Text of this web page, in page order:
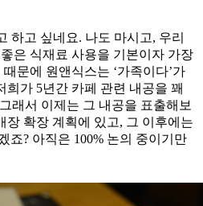
하고 싶네요. 나도 마시고, 우리
은 식재료 사용을 기본이자 가장
문에 원앤식스는 ‘가족이다’가
희가 5년간 카페 관련 내공을 꽤
래서 이제는 그 내공을 표출해보
장 확장 계획에 있고, 그 이후에는
죠? 아직은 100% 논의 중이기만